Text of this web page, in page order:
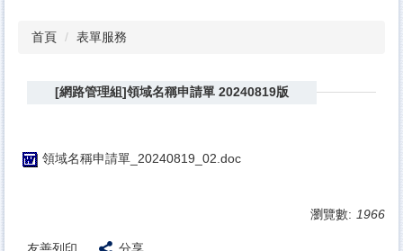
首頁 表單服務
[網路管理組]領域名稱申請單 20240819版
領域名稱申請單_20240819_02.doc
瀏覽數: 1966